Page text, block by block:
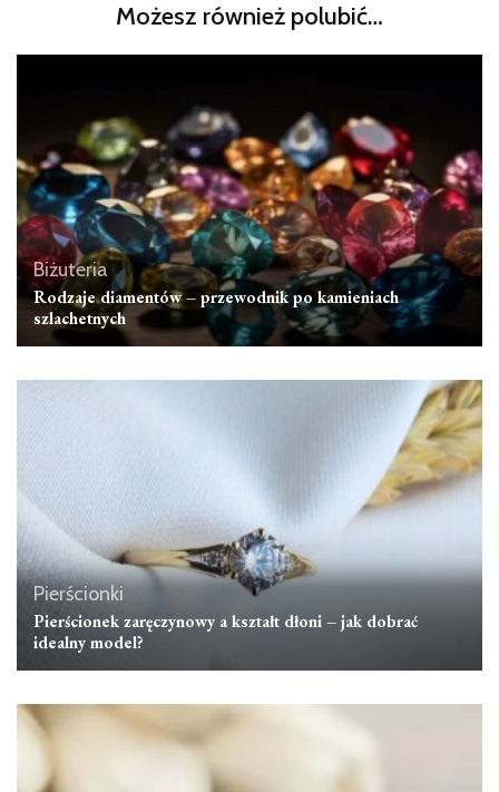
Możesz również polubić…
Biżuteria
Rodzaje diamentów – przewodnik po kamieniach
szlachetnych
Pierścionki
Pierścionek zaręczynowy a kształt dłoni – jak dobrać
idealny model?